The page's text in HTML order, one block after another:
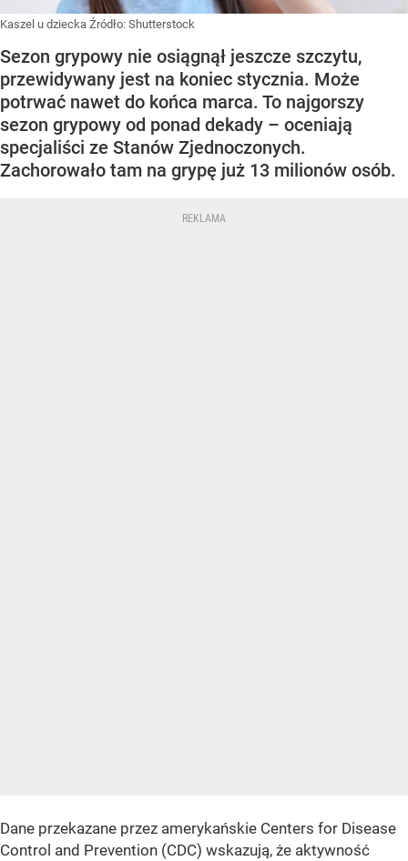
Kaszel u dziecka Źródło: Shutterstock
Sezon grypowy nie osiągnął jeszcze szczytu,
przewidywany jest na koniec stycznia. Może
potrwać nawet do końca marca. To najgorszy
sezon grypowy od ponad dekady – oceniają
specjaliści ze Stanów Zjednoczonych.
Zachorowało tam na grypę już 13 milionów osób.
Dane przekazane przez amerykańskie Centers for Disease
Control and Prevention (CDC) wskazują, że aktywność